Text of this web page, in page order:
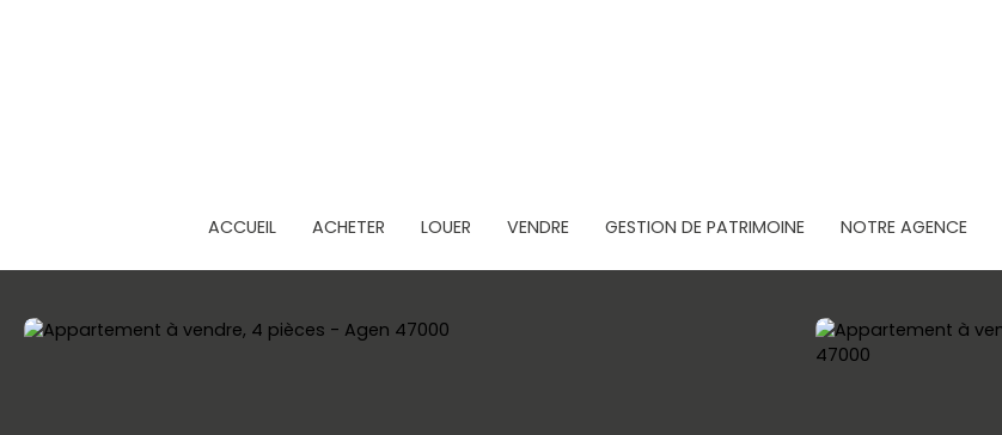
ACCUEIL ACHETER LOUER VENDRE GESTION DE PATRIMOINE NOTRE AGENCE